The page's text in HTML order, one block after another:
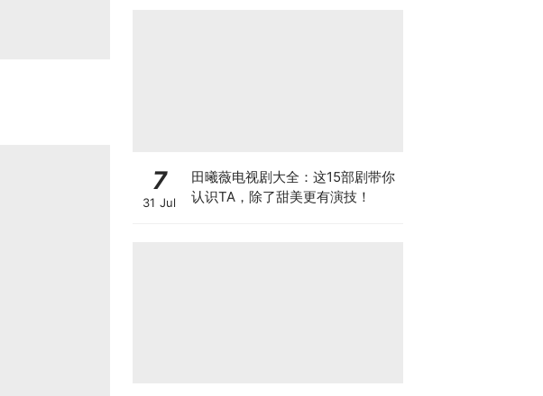
7
31 Jul
田曦薇电视剧大全：这15部剧带你
认识TA，除了甜美更有演技！